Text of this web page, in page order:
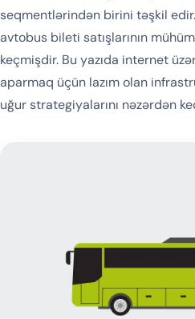
seqmentlərindən birini təşkil
avtobus bileti satışlarının
keçmişdir. Bu yazıda internet
aparmaq üçün lazım olan
uğur strategiyalarını nəzərdən